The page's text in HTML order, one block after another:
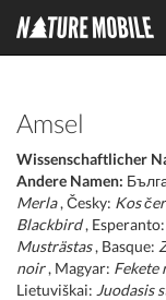
Amsel
Wissenschaftlicher
Andere Namen:
Merla, Česky: Kos
Blackbird, Esperanto:
Musträstas, Basque:
noir, Magyar: Fekete
Lietuviškai: Juodasis